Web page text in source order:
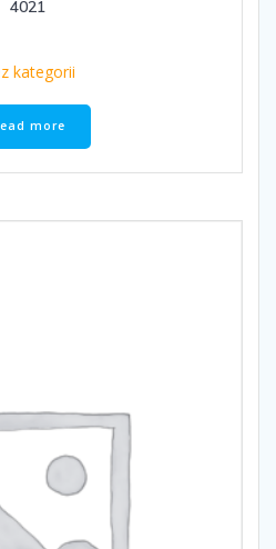
4021
kategorii
more